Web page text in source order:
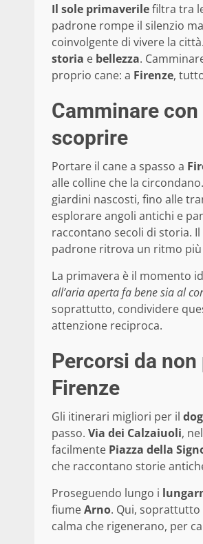
Il sole primaverilefiltra tra
padrone rompe il silenzio
coinvolgente di vivere la città.
storia e bellezza.
proprio cane: a Firenze,
Camminare
scoprire
Portare il cane a spasso a
alle colline che la
giardini nascosti, fino alle
esplorare angoli antichi e
raccontano secoli di storia.
padrone ritrova un ritmo
La primavera è il momento
all’aria aperta fa bene sia al
soprattutto, condividere
attenzione reciproca.
Percorsi da
Firenze
Gli itinerari migliori per il
passo. Via dei Calzaiuoli,
facilmente Piazza della
che raccontano storie
Proseguendo lungo i
fiumeArno. Qui, soprattutto
calma che rigenerano, per